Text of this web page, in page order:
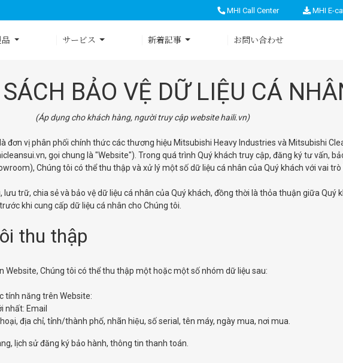
MHI E-
MHI Call Center
サービス 新着記事 お問い合わせ
BẢO VỆ DỮ LIỆU CÁ
(Áp dụng cho khách hàng, người truy cập website haili.vn)
đơn vị phân phối chính thức các thương hiệu Mitsubishi Heavy Industries và Mitsubishi
gọi chung là "Website"). Trong quá trình Quý khách truy cập, đăng ký tư vấn,
Chúng tôi có thể thu thập và xử lý một số dữ liệu cá nhân của Quý khách với vai trò
trữ, chia sẻ và bảo vệ dữ liệu cá nhân của Quý khách, đồng thời là thỏa thuận giữa Quý
khi cung cấp dữ liệu cá nhân cho Chúng tôi.
thu thập
Chúng tôi có thể thu thập một hoặc một số nhóm dữ liệu sau:
tính năng trên Website:
nhất: Email
địa chỉ, tỉnh/thành phố, nhãn hiệu, số serial, tên máy, ngày mua, nơi mua.
lịch sử đăng ký bảo hành, thông tin thanh toán.